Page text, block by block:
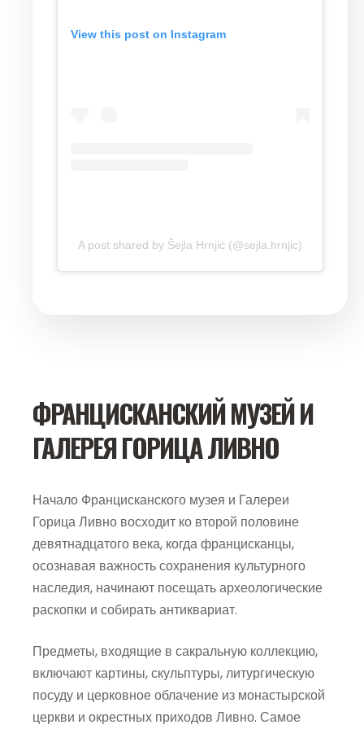
View this post on Instagram
A post shared by Šejla Hrnjić (@sejla.hrnjic)
ФРАНЦИСКАНСКИЙ МУЗЕЙ И
ГАЛЕРЕЯ ГОРИЦА ЛИВНО
Начало Францисканского музея и Галереи
Горица Ливно восходит ко второй половине
девятнадцатого века, когда францисканцы,
осознавая важность сохранения культурного
наследия, начинают посещать археологические
раскопки и собирать антиквариат.
Предметы, входящие в сакральную коллекцию,
включают картины, скульптуры, литургическую
посуду и церковное облачение из монастырской
церкви и окрестных приходов Ливно. Самое